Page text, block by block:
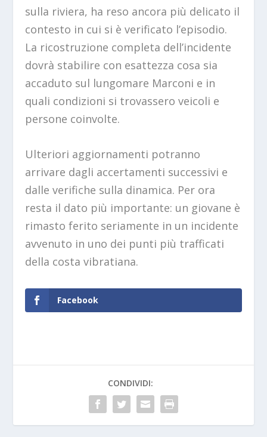
sulla riviera, ha reso ancora più delicato il
contesto in cui si è verificato l’episodio.
La ricostruzione completa dell’incidente
dovrà stabilire con esattezza cosa sia
accaduto sul lungomare Marconi e in
quali condizioni si trovassero veicoli e
persone coinvolte.
Ulteriori aggiornamenti potranno
arrivare dagli accertamenti successivi e
dalle verifiche sulla dinamica. Per ora
resta il dato più importante: un giovane è
rimasto ferito seriamente in un incidente
avvenuto in uno dei punti più trafficati
della costa vibratiana.
Facebook
CONDIVIDI: